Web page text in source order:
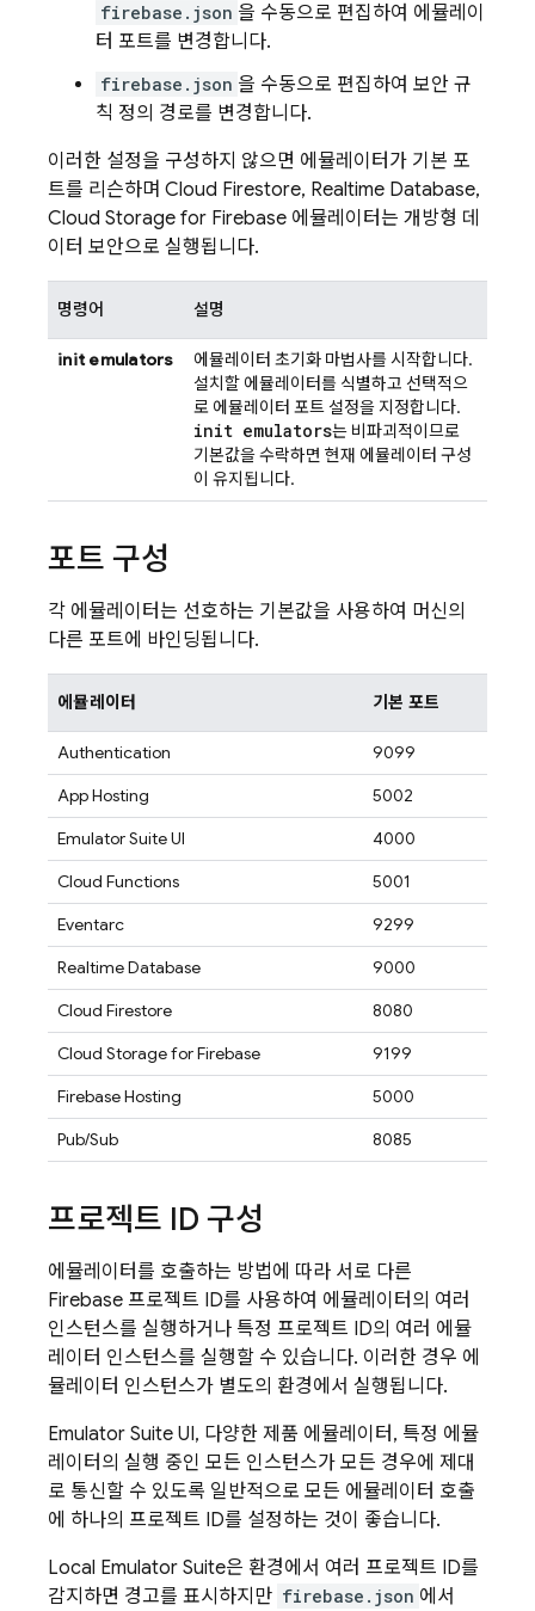
firebase.json 을 수동으로 편집하여 에뮬레이
터 포트를 변경합니다.
firebase.json 을 수동으로 편집하여 보안 규
칙 정의 경로를 변경합니다.
이러한 설정을 구성하지 않으면 에뮬레이터가 기본 포
트를 리슨하며 Cloud Firestore, Realtime Database,
Cloud Storage for Firebase 에뮬레이터는 개방형 데
이터 보안으로 실행됩니다.
명령어 설명
init emulators
에뮬레이터 초기화 마법사를 시작합니다.
설치할 에뮬레이터를 식별하고 선택적으
로 에뮬레이터 포트 설정을 지정합니다.
init emulators는 비파괴적이므로
기본값을 수락하면 현재 에뮬레이터 구성
이 유지됩니다.
포트 구성
각 에뮬레이터는 선호하는 기본값을 사용하여 머신의
다른 포트에 바인딩됩니다.
에뮬레이터 기본 포트
Authentication
9099
App Hosting
5002
Emulator Suite UI
4000
Cloud Functions
5001
Eventarc
9299
Realtime Database
9000
Cloud Firestore
8080
Cloud Storage for Firebase
9199
Firebase Hosting
5000
Pub/Sub
8085
프로젝트 ID 구성
에뮬레이터를 호출하는 방법에 따라 서로 다른
Firebase 프로젝트 ID를 사용하여 에뮬레이터의 여러
인스턴스를 실행하거나 특정 프로젝트 ID의 여러 에뮬
레이터 인스턴스를 실행할 수 있습니다. 이러한 경우 에
뮬레이터 인스턴스가 별도의 환경에서 실행됩니다.
Emulator Suite UI, 다양한 제품 에뮬레이터, 특정 에뮬
레이터의 실행 중인 모든 인스턴스가 모든 경우에 제대
로 통신할 수 있도록 일반적으로 모든 에뮬레이터 호출
에 하나의 프로젝트 ID를 설정하는 것이 좋습니다.
Local Emulator Suite은 환경에서 여러 프로젝트 ID를
감지하면 경고를 표시하지만 firebase.json 에서